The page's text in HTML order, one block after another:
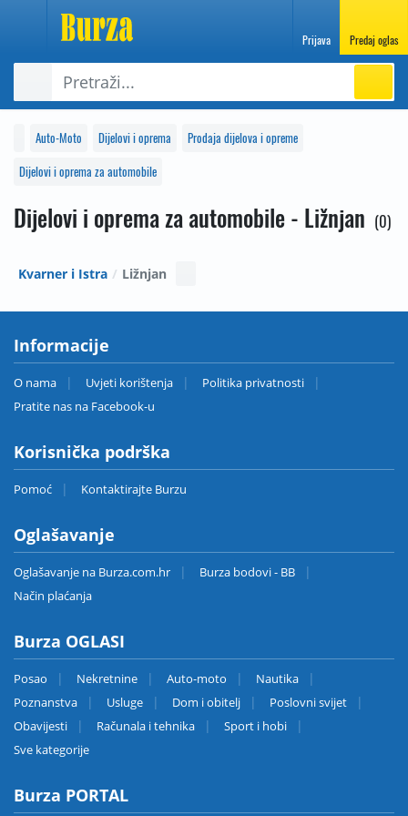
Prijava Predaj oglas
Auto-Moto Dijelovi i oprema
Prodaja dijelova i opreme
Dijelovi i oprema za automobile
Dijelovi i oprema za automobile - Ližnjan 0
Kvarner i Istra Ližnjan
Informacije
O nama Uvjeti korištenja
Politika privatnosti
Pratite nas na Facebook-u
Korisnička podrška
Pomoć Kontaktirajte Burzu
Oglašavanje
Oglašavanje na Burza.com.hr
Burza bodovi - BB
Način plaćanja
Burza OGLASI
Posao Nekretnine Auto-moto
Nautika
Poznanstva
Usluge Dom i obitelj
Poslovni svijet
Obavijesti
Računala i tehnika
Sport i hobi
Sve kategorije
Burza PORTAL